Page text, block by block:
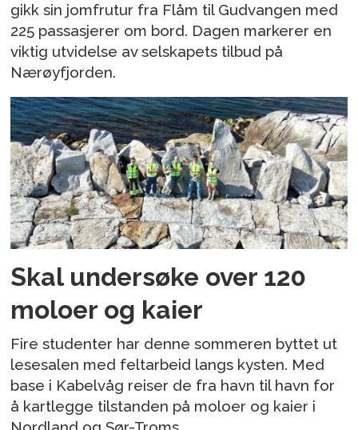
gikk sin jomfrutur fra Flåm til Gudvangen med
225 passasjerer om bord. Dagen markerer en
viktig utvidelse av selskapets tilbud på
Nærøyfjorden.
Skal undersøke over 120
moloer og kaier
Fire studenter har denne sommeren byttet ut
lesesalen med feltarbeid langs kysten. Med
base i Kabelvåg reiser de fra havn til havn for
å kartlegge tilstanden på moloer og kaier i
Nordland og Sør-Troms.